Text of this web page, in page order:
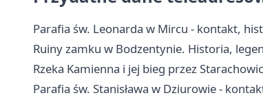
Parafia św. Leonarda w Mircu - kontakt,
Ruiny zamku w Bodzentynie. Historia,
Rzeka Kamienna i jej bieg przez
Parafia św. Stanisława w Dziurowie -